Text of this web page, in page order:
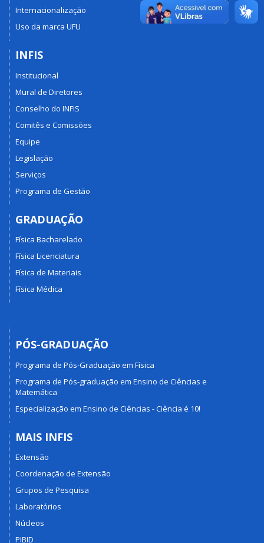
Internacionalização
Uso da marca UFU
INFIS
Institucional
Mural de Diretores
Conselho do INFIS
Comitês e Comissões
Equipe
Legislação
Serviços
Programa de Gestão
GRADUAÇÃO
Física Bacharelado
Física Licenciatura
Física de Materiais
Física Médica
PÓS-GRADUAÇÃO
Programa de Pós-Graduação em Física
Programa de Pós-graduação em Ensino de Ciências e
Matemática
Especialização em Ensino de Ciências - Ciência é 10!
MAIS INFIS
Extensão
Coordenação de Extensão
Grupos de Pesquisa
Laboratórios
Núcleos
PIBID